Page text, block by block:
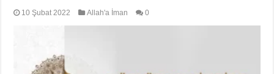
10 Şubat 2022 Allah'a İman 0